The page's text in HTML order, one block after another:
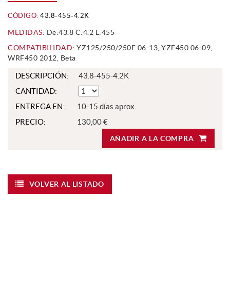
CÓDIGO: 43.8-455-4.2K
MEDIDAS: De:43.8 C:4,2 L:455
COMPATIBILIDAD: YZ125/250/250F 06-13, YZF450 06-09,
WRF450 2012, Beta
DESCRIPCIÓN:
43.8-455-4.2K
CANTIDAD:
ENTREGA EN:
10-15 días aprox.
PRECIO:
130,00 €
AÑADIR A LA COMPRA
VOLVER AL LISTADO